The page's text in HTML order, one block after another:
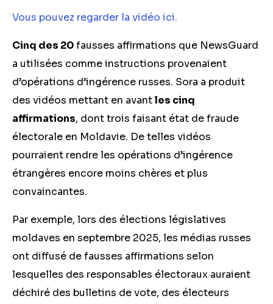
Vous pouvez regarder la vidéo ici.
Cinq des 20fausses affirmations que NewsGuard
a utilisées comme instructions provenaient
d’opérations d’ingérence russes. Sora a produit
des vidéos mettant en avantles cinq
affirmations, dont trois faisant état de fraude
électorale en Moldavie. De telles vidéos
pourraient rendre les opérations d’ingérence
étrangères encore moins chères et plus
convaincantes.
Par exemple, lors des élections législatives
moldaves en septembre 2025, les médias russes
ont diffusé de fausses affirmations selon
lesquelles des responsables électoraux auraient
déchiré des bulletins de vote, des électeurs